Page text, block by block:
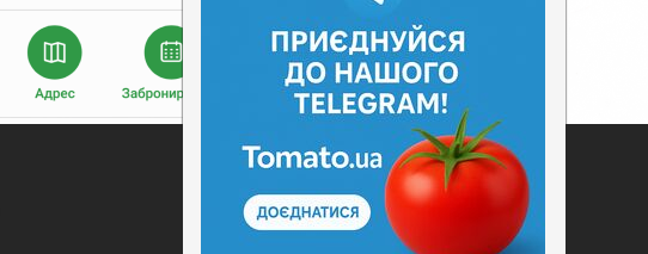
Добавить заведение